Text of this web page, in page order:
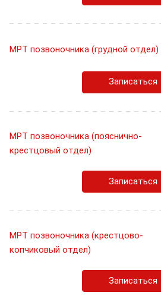
МРТ позвоночника (грудной отдел)
Записаться
МРТ позвоночника (пояснично-
крестцовый отдел)
Записаться
МРТ позвоночника (крестцово-
копчиковый отдел)
Записаться